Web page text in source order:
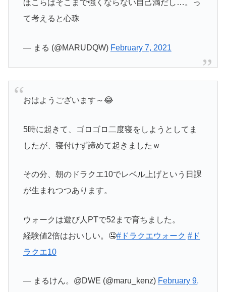
ほこらはそこまで強くならない自己満だし…。っ
て考えると心珠
— まる (@MARUDQW) February 7, 2021
おはようございます～😂
5時に起きて、ゴロゴロ二度寝をしようとしてま
したが、寝付けず諦めて起きましたｗ
その分、朝のドラクエ10でレベル上げという日課
が生まれつつあります。
ウォークは遊び人PTで52まで育ちました。
経験値2倍はおいしい。🤤#ドラクエウォーク #ド
ラクエ10
— まるけん。@DWE (@maru_kenz) February 9,